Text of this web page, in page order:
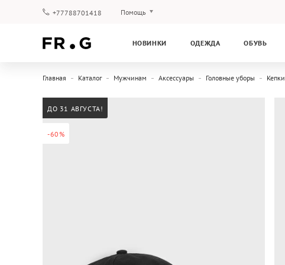
+77788701418 Помощь
НОВИНКИ ОДЕЖДА ОБУВЬ
Главная Каталог Мужчинам Аксессуары Головные уборы Кепки
-60%
ДО 31 АВГУСТА!